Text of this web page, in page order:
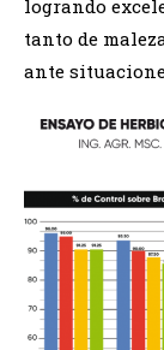
logrando
tanto de
ante